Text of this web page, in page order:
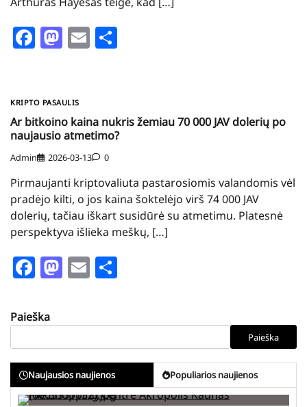
Facebook
Mastodon
Email
KRIPTO PASAULIS
Ar bitkoino kaina nukris žemiau 70 000 JAV dolerių po
naujausio atmetimo?
Admin 2026-03-13 0
Pirmaujanti kriptovaliuta pastarosiomis valandomis vėl
pradėjo kilti, o jos kaina šoktelėjo virš 74 000 JAV
dolerių, tačiau iškart susidūrė su atmetimu. Platesnė
perspektyva išlieka meškų, […]
Facebook
Mastodon
Email
Paieška
Paieška
Naujausios naujienos Populiarios naujienos